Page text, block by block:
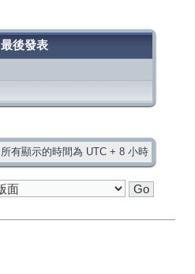
最後發表
所有顯示的時間為 UTC + 8 小時